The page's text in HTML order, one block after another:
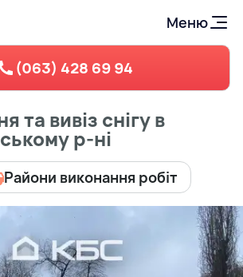
Меню
(063) 428 69 94
та вивіз снігу в
р-ні
Райони виконання робіт